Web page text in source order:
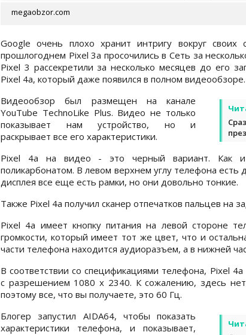
megaobzor.com
Google очень плохо хранит интригу вокруг своих
прошлогоднем Pixel 3a просочились в Сеть за
Pixel 3 рассекретили за несколько месяцев до его
Pixel 4a, который даже появился в полном видеообзоре.
Видеообзор был размещен на канале
YouTube TechnoLike Plus. Видео не только
показывает нам устройство, но и
раскрывает все его характеристики.
Pixel 4a на видео - это черный вариант. Как
поликарбонатом. В левом верхнем углу телефона есть
дисплея все еще есть рамки, но они довольно тонкие.
Также Pixel 4a получил сканер отпечатков пальцев на
Pixel 4a имеет кнопку питания на левой стороне
громкости, который имеет тот же цвет, что и
части телефона находится аудиоразъем, а в нижней
В соответствии со спецификациями телефона, Pixel
с разрешением 1080 x 2340. К сожалению, здесь
поэтому все, что вы получаете, это 60 Гц.
Блогер запустил AIDA64, чтобы показать
характеристики телефона, и показывает,